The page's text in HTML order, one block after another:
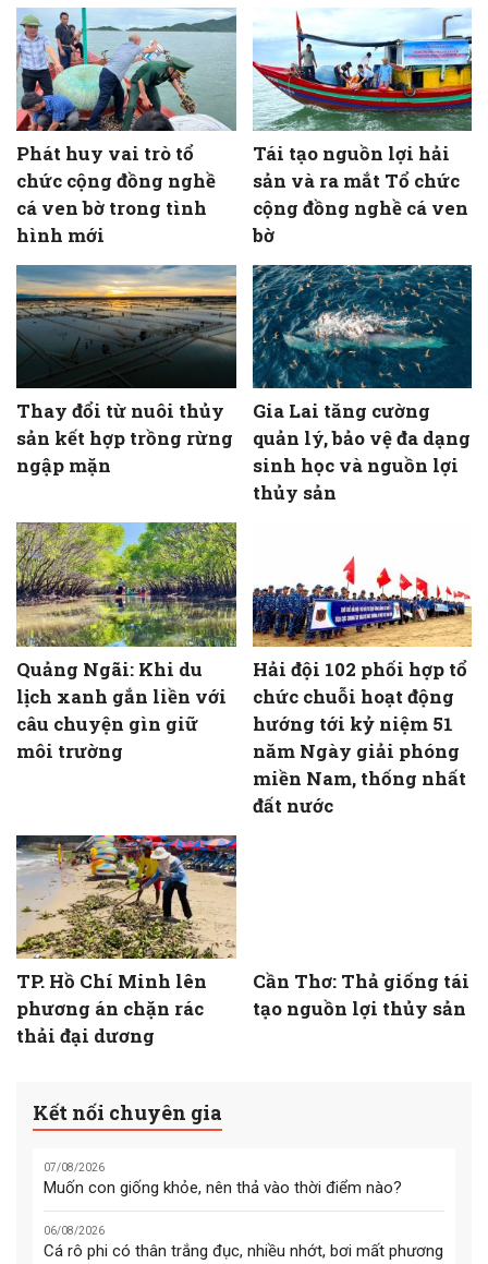
Phát huy vai trò tổ
chức cộng đồng nghề
cá ven bờ trong tình
hình mới
Tái tạo nguồn lợi hải
sản và ra mắt Tổ chức
cộng đồng nghề cá ven
bờ
Thay đổi từ nuôi thủy
sản kết hợp trồng rừng
ngập mặn
Gia Lai tăng cường
quản lý, bảo vệ đa dạng
sinh học và nguồn lợi
thủy sản
Quảng Ngãi: Khi du
lịch xanh gắn liền với
câu chuyện gìn giữ
môi trường
Hải đội 102 phối hợp tổ
chức chuỗi hoạt động
hướng tới kỷ niệm 51
năm Ngày giải phóng
miền Nam, thống nhất
đất nước
TP. Hồ Chí Minh lên
phương án chặn rác
thải đại dương
Cần Thơ: Thả giống tái
tạo nguồn lợi thủy sản
Kết nối chuyên gia
07/08/2026
Muốn con giống khỏe, nên thả vào thời điểm nào?
06/08/2026
Cá rô phi có thân trắng đục, nhiều nhớt, bơi mất phương